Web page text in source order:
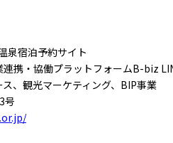
宿泊予約サイト
・協働プラットフォームB-biz
観光マーケティング、BIP事業
号